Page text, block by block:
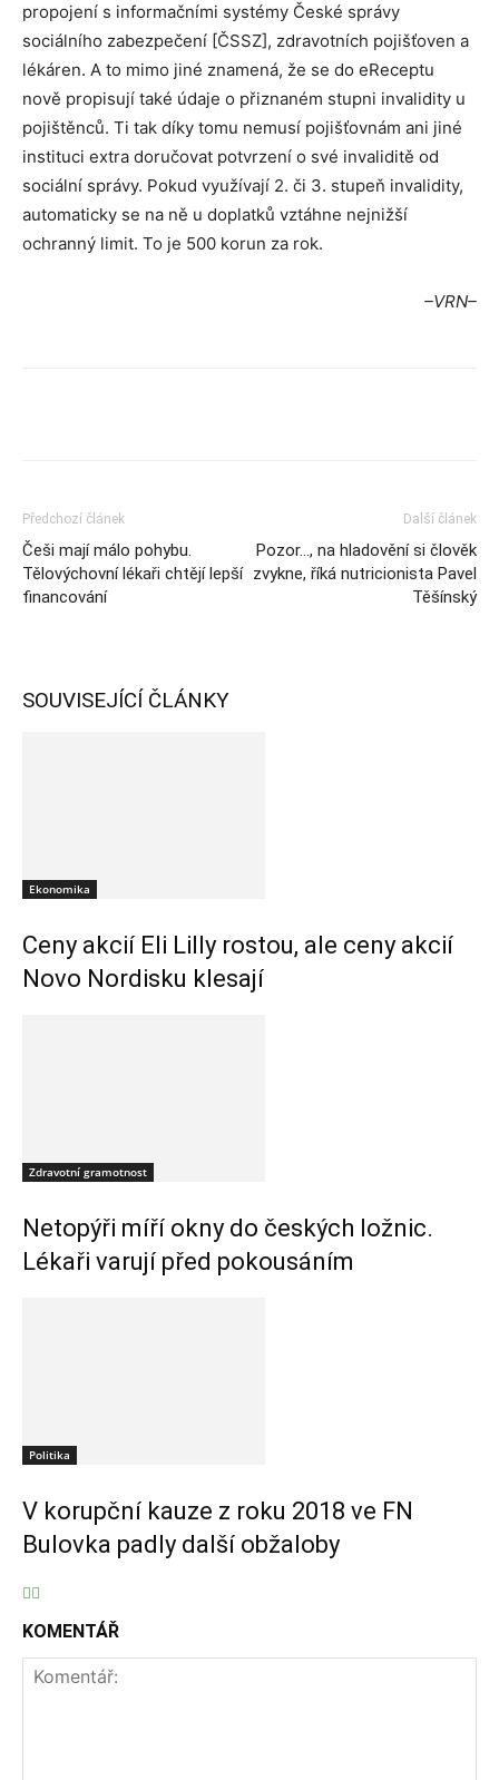
propojení s informačními systémy České správy
sociálního zabezpečení [ČSSZ], zdravotních pojišťoven a
lékáren. A to mimo jiné znamená, že se do eReceptu
nově propisují také údaje o přiznaném stupni invalidity u
pojištěnců. Ti tak díky tomu nemusí pojišťovnám ani jiné
instituci extra doručovat potvrzení o své invaliditě od
sociální správy. Pokud využívají 2. či 3. stupeň invalidity,
automaticky se na ně u doplatků vztáhne nejnižší
ochranný limit. To je 500 korun za rok.
–VRN–
Předchozí článek
Češi mají málo pohybu.
Tělovýchovní lékaři chtějí lepší
financování
Další článek
Pozor…, na hladovění si člověk
zvykne, říká nutricionista Pavel
Těšínský
SOUVISEJÍCÍ ČLÁNKY
Ekonomika
Ceny akcií Eli Lilly rostou, ale ceny akcií
Novo Nordisku klesají
Zdravotní gramotnost
Netopýři míří okny do českých ložnic.
Lékaři varují před pokousáním
Politika
V korupční kauze z roku 2018 ve FN
Bulovka padly další obžaloby
KOMENTÁŘ